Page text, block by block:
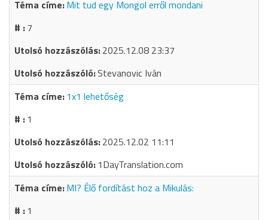
Mit tud egy Mongol erről mondani
7
2025.12.08 23:37
Stevanovic Iván
1x1 lehetőség
1
2025.12.02 11:11
1DayTranslation.com
MI? Élő fordítást hoz a Mikulás:
1